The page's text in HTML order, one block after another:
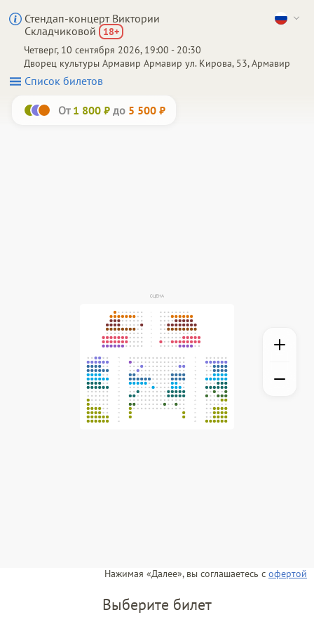
Стендап-концерт Виктории
Складчиковой
18+
Четверг, 10 сентября 2026, 19:00 - 20:30
Дворец культуры Армавир Армавир ул. Кирова, 53, Армавир
Список билетов
От 1 800 ₽ до 5 500 ₽
Нажимая «Далее», вы соглашаетесь с офертой
Выберите билет